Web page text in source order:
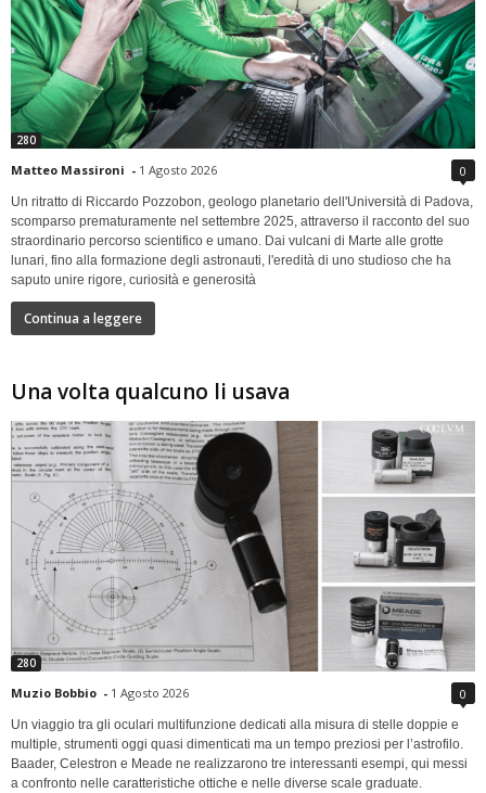
280
Matteo Massironi - 1 Agosto 2026 0
Un ritratto di Riccardo Pozzobon, geologo planetario dell'Università di Padova,
scomparso prematuramente nel settembre 2025, attraverso il racconto del suo
straordinario percorso scientifico e umano. Dai vulcani di Marte alle grotte
lunari, fino alla formazione degli astronauti, l'eredità di uno studioso che ha
saputo unire rigore, curiosità e generosità
Continua a leggere
Una volta qualcuno li usava
280
Muzio Bobbio - 1 Agosto 2026 0
Un viaggio tra gli oculari multifunzione dedicati alla misura di stelle doppie e
multiple, strumenti oggi quasi dimenticati ma un tempo preziosi per l’astrofilo.
Baader, Celestron e Meade ne realizzarono tre interessanti esempi, qui messi
a confronto nelle caratteristiche ottiche e nelle diverse scale graduate.